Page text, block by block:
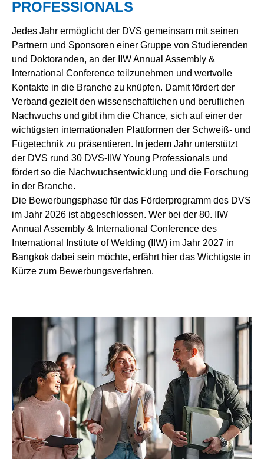
PROFESSIONALS
Jedes Jahr ermöglicht der DVS gemeinsam mit seinen
Partnern und Sponsoren einer Gruppe von Studierenden
und Doktoranden, an der IIW Annual Assembly &
International Conference teilzunehmen und wertvolle
Kontakte in die Branche zu knüpfen. Damit fördert der
Verband gezielt den wissenschaftlichen und beruflichen
Nachwuchs und gibt ihm die Chance, sich auf einer der
wichtigsten internationalen Plattformen der Schweiß- und
Fügetechnik zu präsentieren. In jedem Jahr unterstützt
der DVS rund 30 DVS‑IIW Young Professionals und
fördert so die Nachwuchsentwicklung und die Forschung
in der Branche.
Die Bewerbungsphase für das Förderprogramm des DVS
im Jahr 2026 ist abgeschlossen. Wer bei der 80. IIW
Annual Assembly & International Conference des
International Institute of Welding (IIW) im Jahr 2027 in
Bangkok dabei sein möchte, erfährt hier das Wichtigste in
Kürze zum Bewerbungsverfahren.